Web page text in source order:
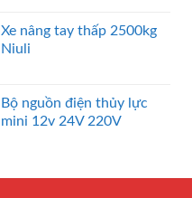
Xe nâng tay thấp 2500kg
Niuli
Bộ nguồn điện thủy lực
mini 12v 24V 220V